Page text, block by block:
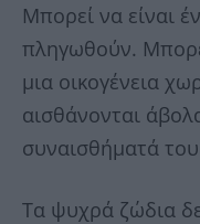
Μπορεί να είναι
πληγωθούν.
μια οικογένεια
αισθάνονται
συναισθήματά
Τα ψυχρά ζώδια